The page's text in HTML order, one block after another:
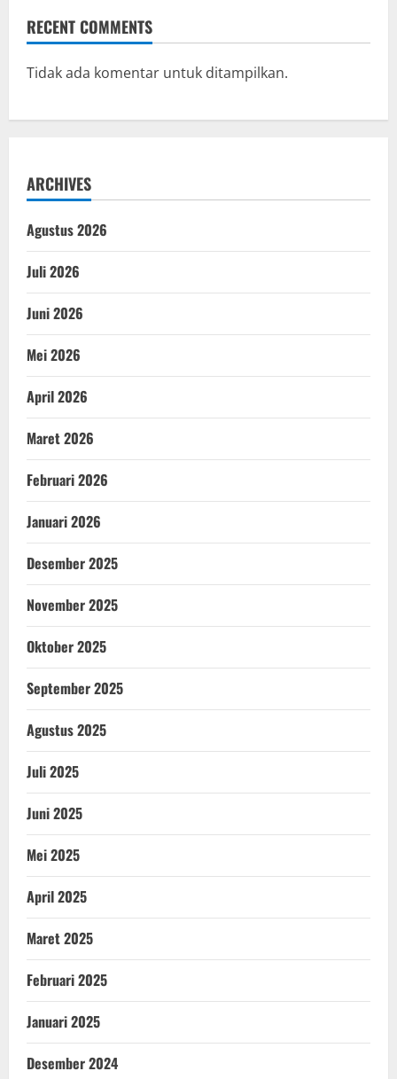
RECENT COMMENTS
Tidak ada komentar untuk ditampilkan.
ARCHIVES
Agustus 2026
Juli 2026
Juni 2026
Mei 2026
April 2026
Maret 2026
Februari 2026
Januari 2026
Desember 2025
November 2025
Oktober 2025
September 2025
Agustus 2025
Juli 2025
Juni 2025
Mei 2025
April 2025
Maret 2025
Februari 2025
Januari 2025
Desember 2024